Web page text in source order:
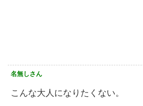
名無しさん
こんな大人になりたくない。